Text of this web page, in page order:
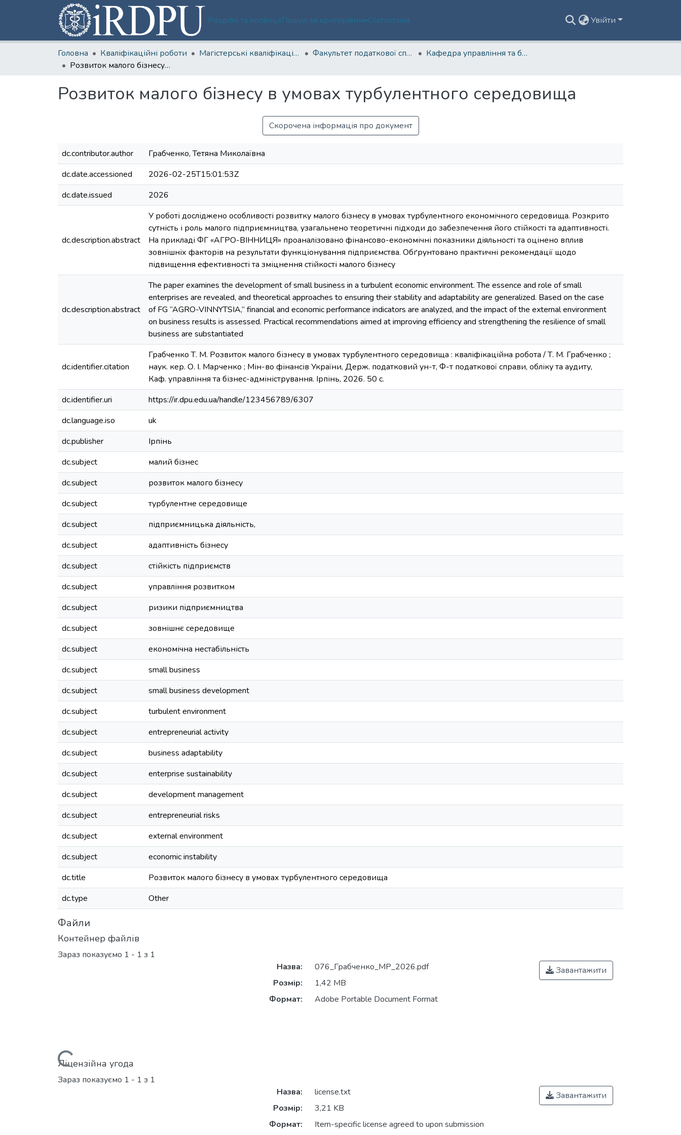
Розділи та колекціїПошук за критеріями Статистика Увійти
Головна Кваліфікаційні роботи Магістерські кваліфікаційні роботи Факультет податкової справи, обліку та аудиту
Кафедра управління та бізнес-адміністрування
Розвиток малого бізнесу в умовах турбулентного середовища
Розвиток малого бізнесу в умовах турбулентного середовища
Скорочена інформація про документ
dc.contributor.author
Грабченко, Тетяна Миколаївна
dc.date.accessioned
2026-02-25T15:01:53Z
dc.date.issued
2026
dc.description.abstract
У роботі досліджено особливості розвитку малого бізнесу в умовах турбулентного економічного середовища. Розкрито
сутність і роль малого підприємництва, узагальнено теоретичні підходи до забезпечення його стійкості та адаптивності.
На прикладі ФГ «АГРО-ВІННИЦЯ» проаналізовано фінансово-економічні показники діяльності та оцінено вплив
зовнішніх факторів на результати функціонування підприємства. Обґрунтовано практичні рекомендації щодо
підвищення ефективності та зміцнення стійкості малого бізнесу
dc.description.abstract
The paper examines the development of small business in a turbulent economic environment. The essence and role of small
enterprises are revealed, and theoretical approaches to ensuring their stability and adaptability are generalized. Based on the case
of FG “AGRO-VINNYTSIA,” financial and economic performance indicators are analyzed, and the impact of the external environment
on business results is assessed. Practical recommendations aimed at improving efficiency and strengthening the resilience of small
business are substantiated
dc.identifier.citation
Грабченко Т. М. Розвиток малого бізнесу в умовах турбулентного середовища : кваліфікаційна робота / Т. М. Грабченко ;
наук. кер. О. І. Марченко ; Мін-во фінансів України, Держ. податковий ун-т, Ф-т податкової справи, обліку та аудиту,
Каф. управління та бізнес-адміністрування. Ірпінь, 2026. 50 с.
dc.identifier.uri
https://ir.dpu.edu.ua/handle/123456789/6307
dc.language.iso
uk
dc.publisher
Ірпінь
dc.subject
малий бізнес
dc.subject
розвиток малого бізнесу
dc.subject
турбулентне середовище
dc.subject
підприємницька діяльність,
dc.subject
адаптивність бізнесу
dc.subject
стійкість підприємств
dc.subject
управління розвитком
dc.subject
ризики підприємництва
dc.subject
зовнішнє середовище
dc.subject
економічна нестабільність
dc.subject
small business
dc.subject
small business development
dc.subject
turbulent environment
dc.subject
entrepreneurial activity
dc.subject
business adaptability
dc.subject
enterprise sustainability
dc.subject
development management
dc.subject
entrepreneurial risks
dc.subject
external environment
dc.subject
economic instability
dc.title
Розвиток малого бізнесу в умовах турбулентного середовища
dc.type
Other
Файли
Контейнер файлів
Зараз показуємо 1 - 1 з 1
Вантажиться...
Назва:
076_Грабченко_МР_2026.pdf
Розмір:
1,42 MB
Формат:
Adobe Portable Document Format
Завантажити
Ліцензійна угода
Зараз показуємо 1 - 1 з 1
Назва:
license.txt
Розмір:
3,21 KB
Формат:
Item-specific license agreed to upon submission
Завантажити